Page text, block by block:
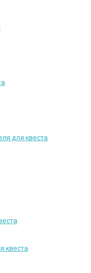
для квеста
квеста